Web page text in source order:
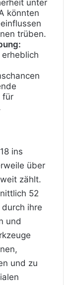
unter
könnten
trüben.
für
ins
über
zählt.
52
ihre
und
und zu